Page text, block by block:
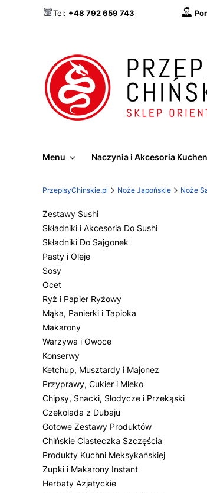
Tel: +48 792 659 743
Menu Naczynia i Akcesoria
PrzepisyChinskie.pl Noże Japońskie Noże
Zestawy Sushi
Składniki i Akcesoria Do Sushi
Składniki Do Sajgonek
Pasty i Oleje
Sosy
Ocet
Ryż i Papier Ryżowy
Mąka, Panierki i Tapioka
Makarony
Warzywa i Owoce
Konserwy
Ketchup, Musztardy i Majonez
Przyprawy, Cukier i Mleko
Chipsy, Snacki, Słodycze i Przekąski
Czekolada z Dubaju
Gotowe Zestawy Produktów
Chińskie Ciasteczka Szczęścia
Produkty Kuchni Meksykańskiej
Zupki i Makarony Instant
Herbaty Azjatyckie